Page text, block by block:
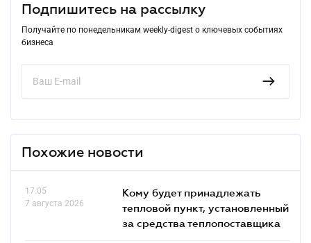
Подпишитесь на рассылку
Получайте по понедельникам weekly-digest о ключевых событиях
бизнеса
Похожие новости
17.05
7 августа 2026
Кому будет принадлежать
тепловой пункт, установленный
за средства теплопоставщика